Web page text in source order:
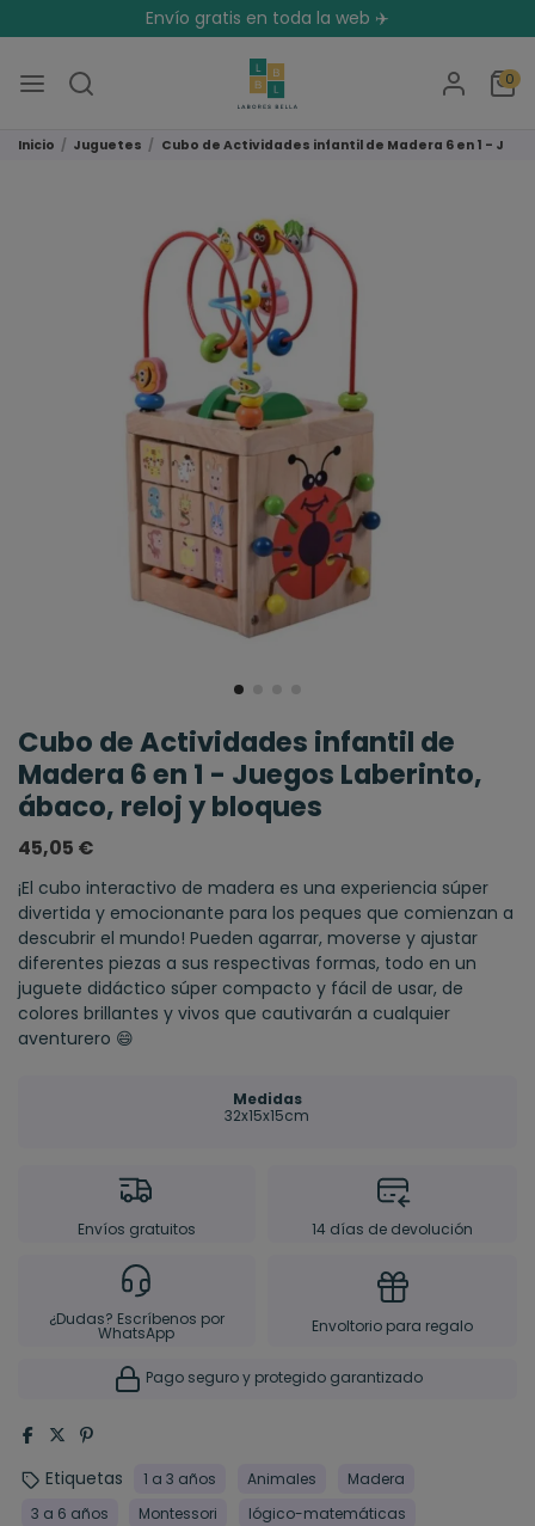
Envío gratis en toda la web ✈️
0
Inicio Juguetes Cubo de Actividades infantil de Madera 6 en 1 -
Cubo de Actividades infantil de
Madera 6 en 1 - Juegos Laberinto,
ábaco, reloj y bloques
45,05 €
¡El cubo interactivo de madera es una experiencia súper
divertida y emocionante para los peques que comienzan a
descubrir el mundo! Pueden agarrar, moverse y ajustar
diferentes piezas a sus respectivas formas, todo en un
juguete didáctico súper compacto y fácil de usar, de
colores brillantes y vivos que cautivarán a cualquier
aventurero 😄
Medidas
32x15x15cm
Envíos gratuitos 14 días de devolución
¿Dudas? Escríbenos por
WhatsApp Envoltorio para regalo
Pago seguro y protegido garantizado
Etiquetas 1 a 3 años Animales
Madera
3 a 6 años
Montessori
lógico-matemáticas